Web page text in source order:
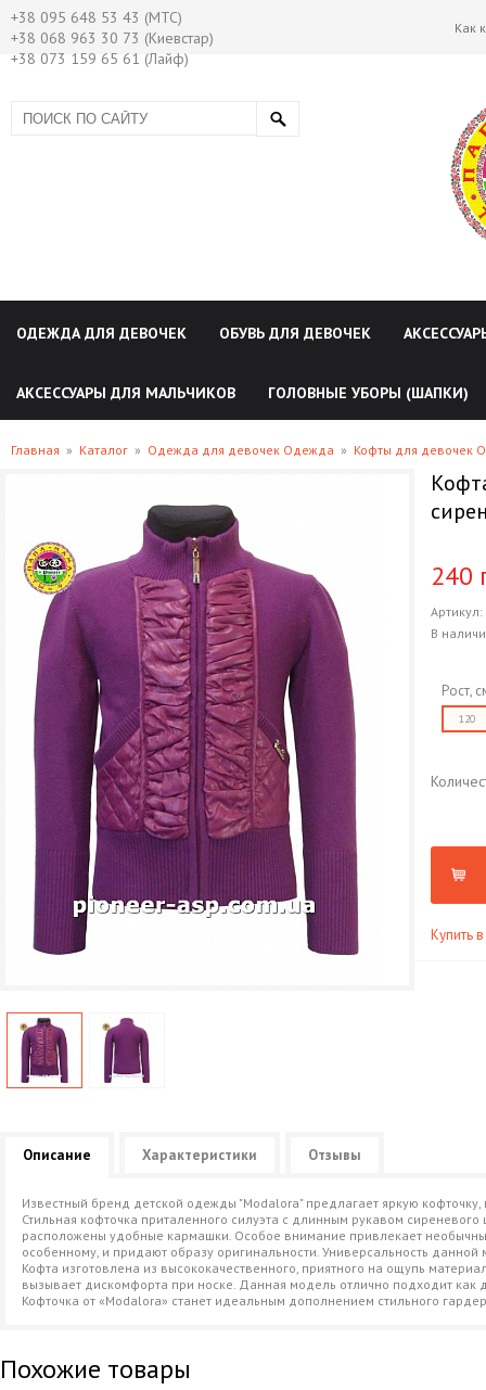
+38 095 648 53 43 (МТС)
+38 068 963 30 73 (Киевстар)
+38 073 159 65 61 (Лайф)
Как
ОДЕЖДА ДЛЯ ДЕВОЧЕК ОБУВЬ ДЛЯ ДЕВОЧЕК
АКСЕССУАРЫ ДЛЯ МАЛЬЧИКОВ ГОЛОВНЫЕ УБОРЫ (ШАПКИ)
Главная » Каталог » Одежда для девочек Одежда » Кофты для девочек
240
Артикул:
В
Рост,
120
Купить
Описание Характеристики Отзывы
Известный бренд детской одежды "Modalora" предлагает яркую
Стильная кофточка приталенного силуэта с длинным рукавом
расположены удобные кармашки. Особое внимание привлекает
особенному, и придают образу оригинальности. Универсальность
Кофта изготовлена из высококачественного, приятного на ощупь
вызывает дискомфорта при носке. Данная модель отлично подходит как
Кофточка от «Modalora» станет идеальным дополнением стильного
Похожие товары